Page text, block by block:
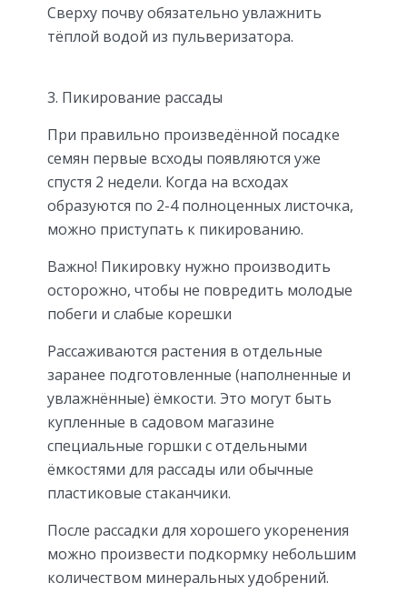
Сверху почву обязательно увлажнить
тёплой водой из пульверизатора.
3. Пикирование рассады
При правильно произведённой посадке
семян первые всходы появляются уже
спустя 2 недели. Когда на всходах
образуются по 2-4 полноценных листочка,
можно приступать к пикированию.
Важно! Пикировку нужно производить
осторожно, чтобы не повредить молодые
побеги и слабые корешки
Рассаживаются растения в отдельные
заранее подготовленные (наполненные и
увлажнённые) ёмкости. Это могут быть
купленные в садовом магазине
специальные горшки с отдельными
ёмкостями для рассады или обычные
пластиковые стаканчики.
После рассадки для хорошего укоренения
можно произвести подкормку небольшим
количеством минеральных удобрений.